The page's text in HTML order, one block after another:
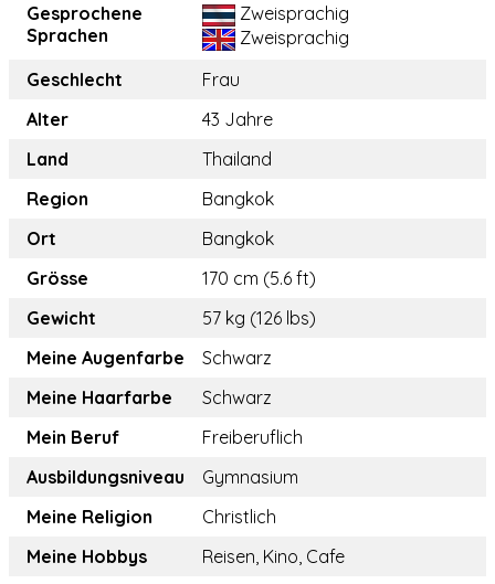
Gesprochene
Sprachen
Zweisprachig
Zweisprachig
Geschlecht
Frau
Alter
43 Jahre
Land
Thailand
Region
Bangkok
Ort
Bangkok
Grösse
170 cm (5.6 ft)
Gewicht
57 kg (126 lbs)
Meine Augenfarbe
Schwarz
Meine Haarfarbe
Schwarz
Mein Beruf
Freiberuflich
Ausbildungsniveau
Gymnasium
Meine Religion
Christlich
Meine Hobbys
Reisen, Kino, Cafe